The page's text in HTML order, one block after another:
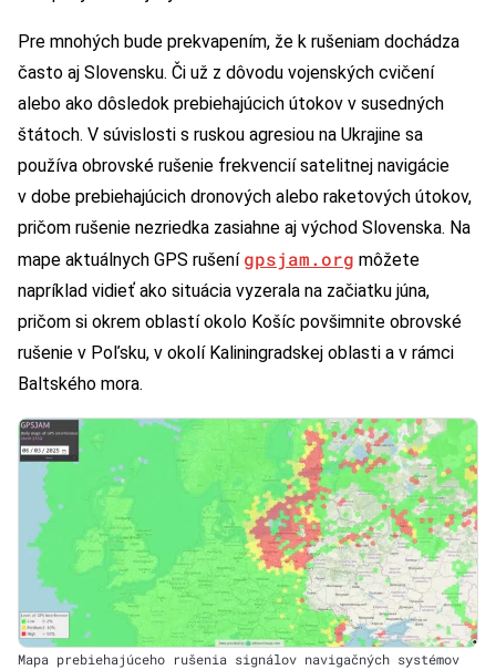
Pre mnohých bude prekvapením, že k rušeniam dochádza
často aj Slovensku. Či už z dôvodu vojenských cvičení
alebo ako dôsledok prebiehajúcich útokov v susedných
štátoch. V súvislosti s ruskou agresiou na Ukrajine sa
používa obrovské rušenie frekvencií satelitnej navigácie
v dobe prebiehajúcich dronových alebo raketových útokov,
pričom rušenie nezriedka zasiahne aj východ Slovenska. Na
mape aktuálnych GPS rušení gpsjam.org môžete
napríklad vidieť ako situácia vyzerala na začiatku júna,
pričom si okrem oblastí okolo Košíc povšimnite obrovské
rušenie v Poľsku, v okolí Kaliningradskej oblasti a v rámci
Baltského mora.
Mapa prebiehajúceho rušenia signálov navigačných systémov